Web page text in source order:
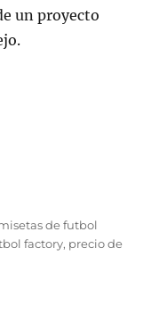
un proyecto
de futbol
factory, precio de